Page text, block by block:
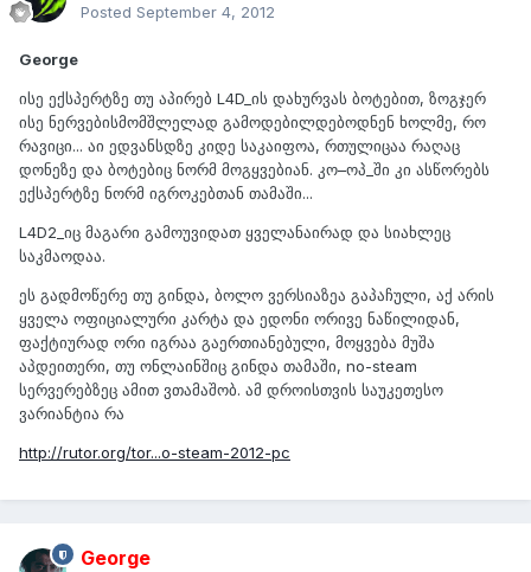
Posted September 4, 2012
George
ისე ექსპერტზე თუ აპირებ L4D_ის დახურვას ბოტებით, ზოგჯერ
ისე ნერვებისმომშლელად გამოდებილდებოდნენ ხოლმე, რო
რავიცი... აი ედვანსდზე კიდე საკაიფოა, რთულიცაა რაღაც
დონეზე და ბოტებიც ნორმ მოგყვებიან. კო–ოპ_ში კი ასწორებს
ექსპერტზე ნორმ იგროკებთან თამაში...
L4D2_იც მაგარი გამოუვიდათ ყველანაირად და სიახლეც
საკმაოდაა.
ეს გადმოწერე თუ გინდა, ბოლო ვერსიაზეა გაპაჩული, აქ არის
ყველა ოფიციალური კარტა და ედონი ორივე ნაწილიდან,
ფაქტიურად ორი იგრაა გაერთიანებული, მოყვება მუშა
აპდეითერი, თუ ონლაინშიც გინდა თამაში, no-steam
სერვერებზეც ამით ვთამაშობ. ამ დროისთვის საუკეთესო
ვარიანტია რა
http://rutor.org/tor...o-steam-2012-pc
George